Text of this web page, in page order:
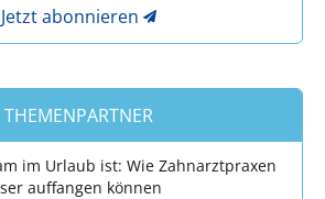
Jetzt abonnieren
THEMENPARTNER
im Urlaub ist: Wie Zahnarztpraxen
auffangen können